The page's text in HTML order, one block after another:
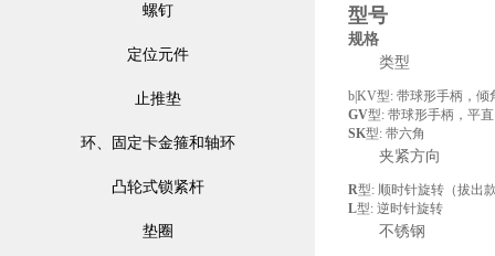
螺钉
定位元件
止推垫
环、固定卡金箍和轴环
凸轮式锁紧杆
垫圈
型号
规格
类型
b|KV型: 带球形手柄，倾
GV型: 带球形手柄，平
SK型: 带六角
夹紧方向
R型: 顺时针旋转（拔出
L型: 逆时针旋转
不锈钢